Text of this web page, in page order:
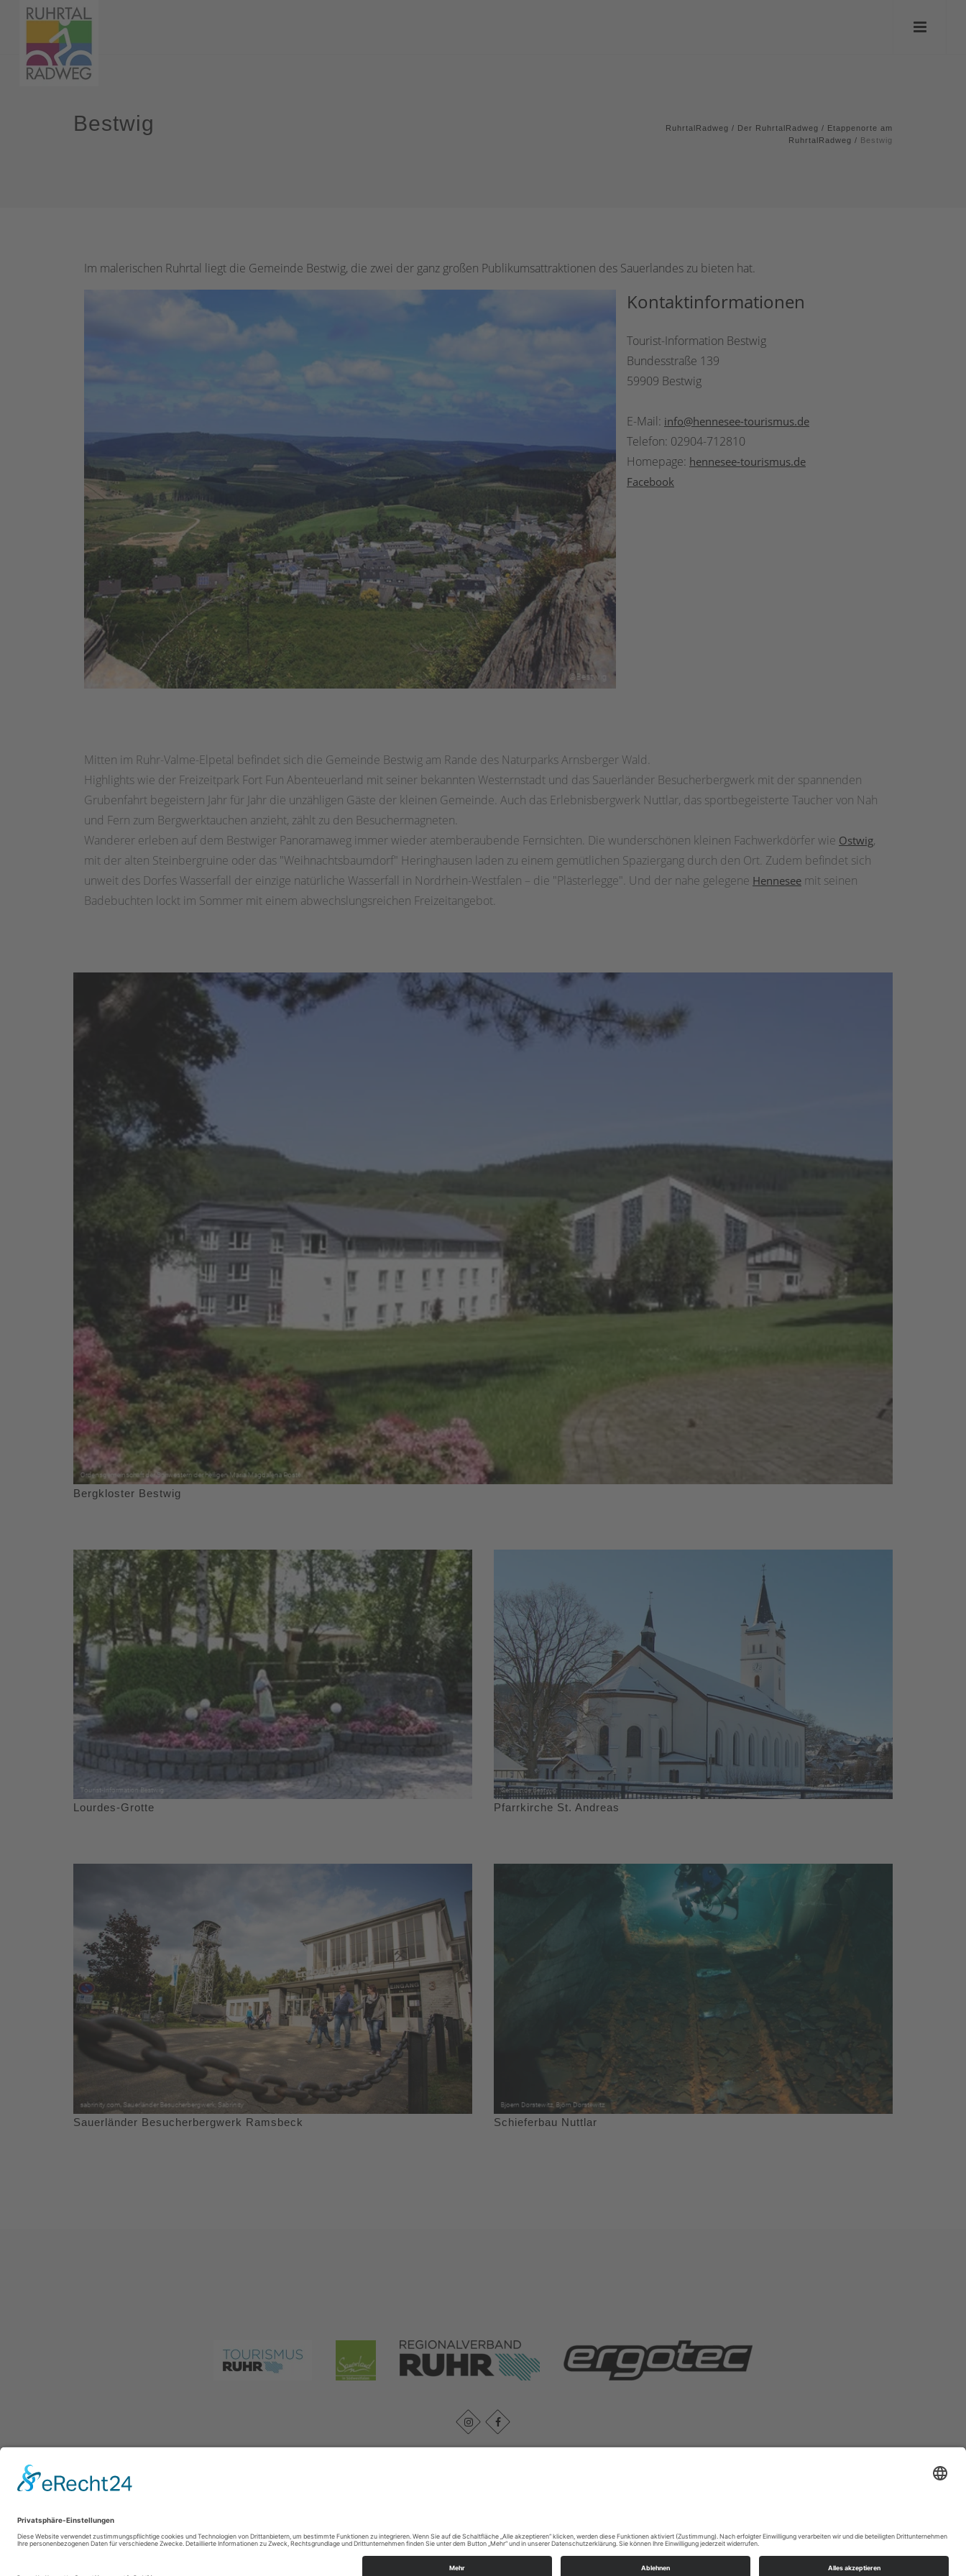
Bestwig RuhrtalRadweg / Der RuhrtalRadweg / Etappenorte am
RuhrtalRadweg / Bestwig
Im malerischen Ruhrtal liegt die Gemeinde Bestwig, die zwei der ganz großen Publikumsattraktionen des Sauerlandes zu bieten hat.
Kontaktinformationen
Tourist-Information Bestwig
Bundesstraße 139
59909 Bestwig
E-Mail: info@hennesee-tourismus.de
Telefon: 02904-712810
Homepage: hennesee-tourismus.de
Facebook
Mitten im Ruhr-Valme-Elpetal befindet sich die Gemeinde Bestwig am Rande des Naturparks Arnsberger Wald.
Highlights wie der Freizeitpark Fort Fun Abenteuerland mit seiner bekannten Westernstadt und das Sauerländer Besucherbergwerk mit der spannenden
Grubenfahrt begeistern Jahr für Jahr die unzähligen Gäste der kleinen Gemeinde. Auch das Erlebnisbergwerk Nuttlar, das sportbegeisterte Taucher von Nah
und Fern zum Bergwerktauchen anzieht, zählt zu den Besuchermagneten.
Wanderer erleben auf dem Bestwiger Panoramaweg immer wieder atemberaubende Fernsichten. Die wunderschönen kleinen Fachwerkdörfer wie Ostwig,
mit der alten Steinbergruine oder das "Weihnachtsbaumdorf" Heringhausen laden zu einem gemütlichen Spaziergang durch den Ort. Zudem befindet sich
unweit des Dorfes Wasserfall der einzige natürliche Wasserfall in Nordrhein-Westfalen – die "Plästerlegge". Und der nahe gelegene Hennesee mit seinen
Badebuchten lockt im Sommer mit einem abwechslungsreichen Freizeitangebot.
Bergkloster Bestwig
Lourdes-Grotte Pfarrkirche St. Andreas
Sauerländer Besucherbergwerk Ramsbeck Schieferbau Nuttlar
Cookie-Einstellungen